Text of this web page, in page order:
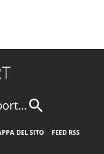
DEL SITO
FEED RSS